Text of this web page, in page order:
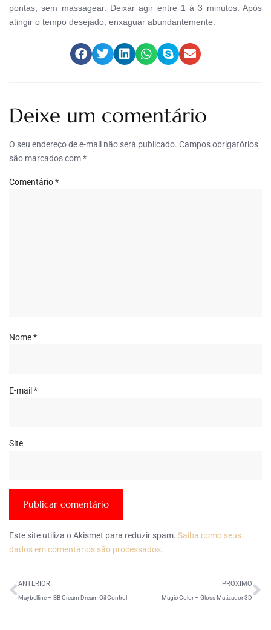
pontas, sem massagear. Deixar agir entre 1 à 3 minutos. Após
atingir o tempo desejado, enxaguar abundantemente.
Deixe um comentário
O seu endereço de e-mail não será publicado. Campos obrigatórios
são marcados com*
Comentário*
Nome*
E-mail *
Site
Este site utiliza o Akismet para reduzir spam. Saiba como seus
dados em comentários são processados.
ANTERIOR
Maybelline – BB Cream Dream Oil Control
PRÓXIMO
Magic Color – Gloss Matizador 3D